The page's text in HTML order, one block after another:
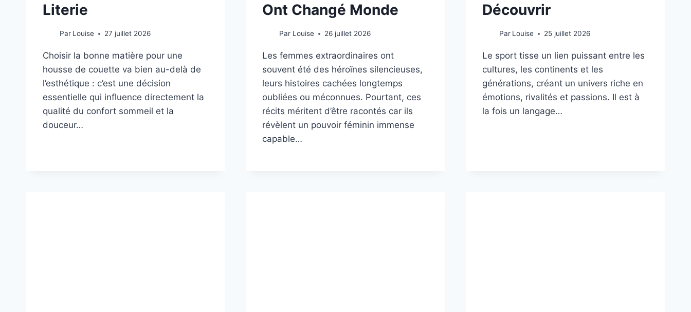
Literie
Par Louise 27 juillet 2026
Choisir la bonne matière pour une
housse de couette va bien au-delà de
l’esthétique : c’est une décision
essentielle qui influence directement la
qualité du confort sommeil et la
douceur…
Ont Changé Monde
Par Louise 26 juillet 2026
Les femmes extraordinaires ont
souvent été des héroïnes silencieuses,
leurs histoires cachées longtemps
oubliées ou méconnues. Pourtant, ces
récits méritent d’être racontés car ils
révèlent un pouvoir féminin immense
capable…
Découvrir
Par Louise 25 juillet 2026
Le sport tisse un lien puissant entre les
cultures, les continents et les
générations, créant un univers riche en
émotions, rivalités et passions. Il est à
la fois un langage…